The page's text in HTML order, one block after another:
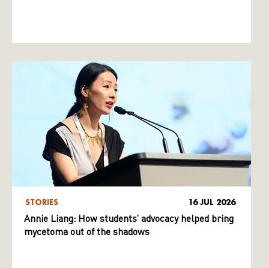
STORIES 16 JUL 2026
Annie Liang: How students’ advocacy helped bring
mycetoma out of the shadows